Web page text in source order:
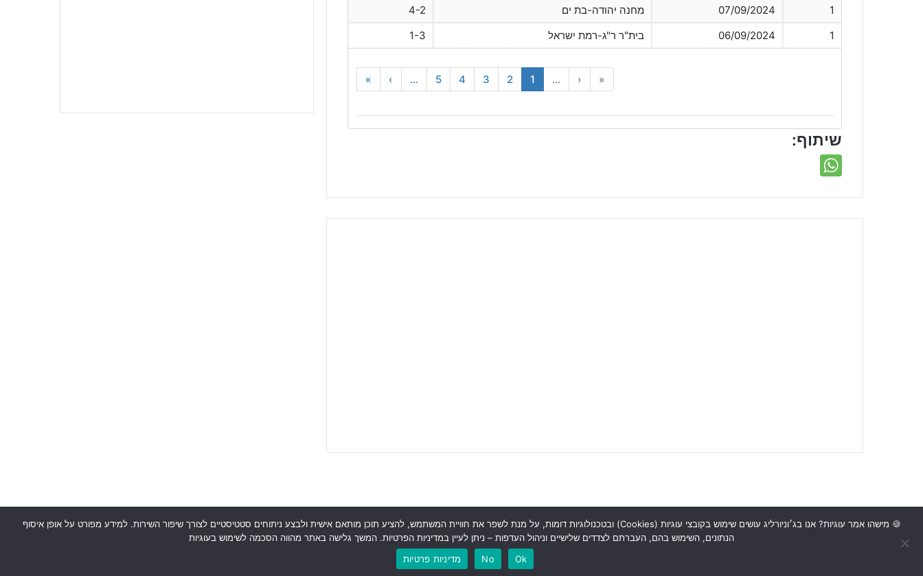
1
07/09/2024 מחנה יהודה-בת ים
4-2
1
06/09/2024 בית"ר ר"ג-רמת ישראל 1-3
«
‹
...
1
2
3
4
5
...
›
»
שיתוף:
כתבות תכנים מקצועיים תנאי שימוש מדיניות אבטחה
כתבו לנו
🍪 מישהו אמר עוגיות? אנו בג׳וניורליג עושים שימוש בקובצי עוגיות (Cookies) ובטכנולוגיות דומות, על מנת לשפר את חוויית המשתמש, להציע תוכן מותאם אישית ולבצע ניתוחים סטטיסטיים לצורך שיפור השירות. למידע מפורט על אופן איסוף
הנתונים, השימוש בהם, העברתם לצדדים שלישיים וניהול העדפות – ניתן לעיין במדיניות הפרטיות. המשך גלישה באתר מהווה הסכמה לשימוש בעוגיות
Ok
No מדיניות פרטיות